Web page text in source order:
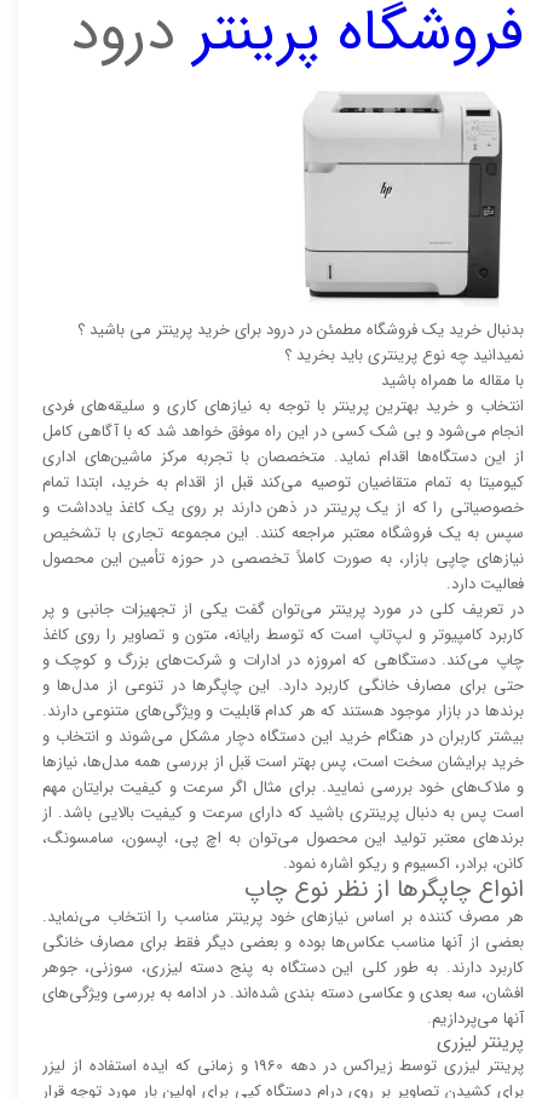
فروشگاه پرینتر درود
بدنبال خرید یک فروشگاه مطمئن در درود برای خرید پرینتر می باشید ؟
نمیدانید چه نوع پرینتری باید بخرید ؟
با مقاله ما همراه باشید
انتخاب و خرید بهترین پرینتر با توجه به نیاز‌‌های کاری و سلیقه‌های فردی
انجام می‌شود و بی شک کسی در این راه موفق خواهد شد که با آگاهی کامل
از این دستگاه‌ها اقدام نماید. متخصصان با تجربه مرکز ماشین‌های اداری
کیومیتا به تمام متقاضیان توصیه می‌کند قبل از اقدام به خرید، ابتدا تمام
خصوصیاتی را که از یک پرینتر در ذهن دارند بر روی یک کاغذ یادداشت و
سپس به یک فروشگاه معتبر مراجعه کنند. این مجموعه تجاری با تشخیص
نیاز‌‌های چاپی بازار، به صورت کاملاً تخصصی در حوزه تأمین این محصول
فعالیت دارد.
در تعریف کلی در مورد پرینتر می‌توان گفت یکی از تجهیزات جانبی و پر
کاربرد کامپیوتر و لپ‌تاپ است که توسط رایانه، متون و تصاویر را روی کاغذ
چاپ می‌کند. دستگاهی که امروزه در ادارات و شرکت‌های بزرگ و کوچک و
حتی برای مصارف خانگی کاربرد دارد. این چاپگر‌ها در تنوعی از مدل‌ها و
برند‌ها در بازار موجود هستند که هر کدام قابلیت و ویژگی‌های متنوعی دارند.
بیشتر کاربران در هنگام خرید این دستگاه دچار مشکل می‌شوند و انتخاب و
خرید برایشان سخت است، پس بهتر است قبل از بررسی همه مدل‌ها، نیاز‌ها
و ملاک‌های خود بررسی نمایید. برای مثال اگر سرعت و کیفیت برایتان مهم
است پس به دنبال پرینتری باشید که دارای سرعت و کیفیت بالایی باشد. از
برند‌های معتبر تولید این محصول می‌توان به اچ پی، اپسون، سامسونگ،
کانن، برادر، اکسیوم و ریکو اشاره نمود.
انواع چاپگر‌ها از نظر نوع چاپ
هر مصرف کننده بر اساس نیاز‌های خود پرینتر مناسب را انتخاب می‌نماید.
بعضی از آنها مناسب عکاس‌ها بوده و بعضی دیگر فقط برای مصارف خانگی
کاربرد دارند. به طور کلی این دستگاه به پنج دسته لیزری، سوزنی، جوهر
افشان، سه بعدی و عکاسی دسته بندی شده‌اند. در ادامه به بررسی ویژگی‌های
آنها می‌پردازیم.
پرینتر لیزری
پرینتر لیزری توسط زیراکس در دهه 1960 و زمانی که ایده استفاده از لیزر
برای کشیدن تصاویر بر روی درام دستگاه کپی برای اولین بار مورد توجه قرار